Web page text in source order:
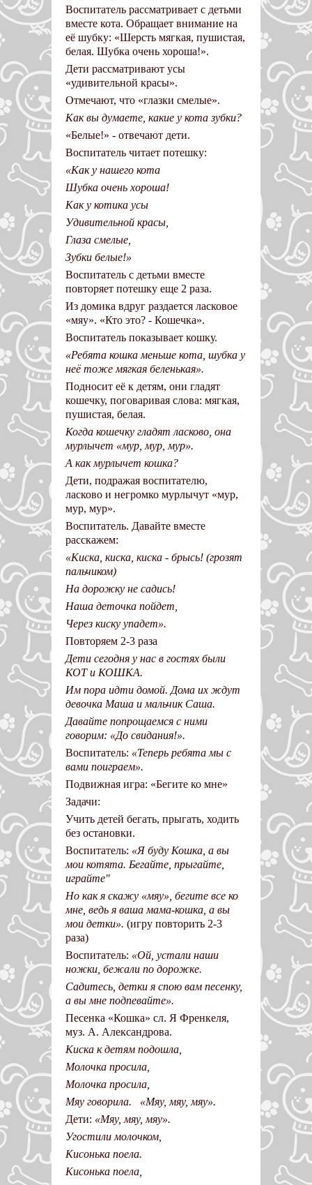
Воспитатель рассматривает с детьми
вместе кота. Обращает внимание на
её шубку: «Шерсть мягкая, пушистая,
белая. Шубка очень хороша!».
Дети рассматривают усы
«удивительной красы».
Отмечают, что «глазки смелые».
Как вы думаете, какие у кота зубки?
«Белые!» - отвечают дети.
Воспитатель читает потешку:
«Как у нашего кота
Шубка очень хороша!
Как у котика усы
Удивительной красы,
Глаза смелые,
Зубки белые!»
Воспитатель с детьми вместе
повторяет потешку еще 2 раза.
Из домика вдруг раздается ласковое
«мяу». «Кто это? - Кошечка».
Воспитатель показывает кошку.
«Ребята кошка меньше кота, шубка у
неё тоже мягкая беленькая».
Подносит её к детям, они гладят
кошечку, поговаривая слова: мягкая,
пушистая, белая.
Когда кошечку гладят ласково, она
мурлычет «мур, мур, мур».
А как мурлычет кошка?
Дети, подражая воспитателю,
ласково и негромко мурлычут «мур,
мур, мур».
Воспитатель. Давайте вместе
расскажем:
«Киска, киска, киска - брысь! (грозят
пальчиком)
На дорожку не садись!
Наша деточка пойдет,
Через киску упадет».
Повторяем 2-3 раза
Дети сегодня у нас в гостях были
КОТ и КОШКА.
Им пора идти домой. Дома их ждут
девочка Маша и мальчик Саша.
Давайте попрощаемся с ними
говорим: «До свидания!».
Воспитатель: «Теперь ребята мы с
вами поиграем».
Подвижная игра: «Бегите ко мне»
Задачи:
Учить детей бегать, прыгать, ходить
без остановки.
Воспитатель: «Я буду Кошка, а вы
мои котята. Бегайте, прыгайте,
играйте"
Но как я скажу «мяу», бегите все ко
мне, ведь я ваша мама-кошка, а вы
мои детки». (игру повторить 2-3
раза)
Воспитатель: «Ой, устали наши
ножки, бежали по дорожке.
Садитесь, детки я спою вам песенку,
а вы мне подпевайте».
Песенка «Кошка» сл. Я Френкеля,
муз. А. Александрова.
Киска к детям подошла,
Молочка просила,
Молочка просила,
Мяу говорила. «Мяу, мяу, мяу».
Дети: «Мяу, мяу, мяу».
Угостили молочком,
Кисонька поела.
Кисонька поела,